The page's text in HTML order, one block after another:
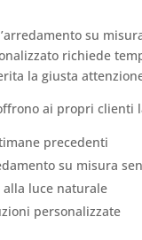
su
richiede
la giusta
ai propri clienti
precedenti
su misura
luce naturale
personalizzate